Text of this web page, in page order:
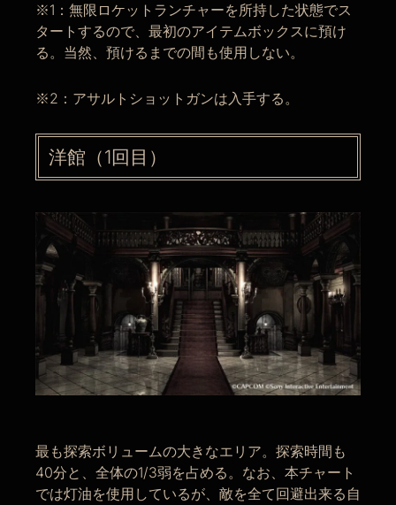
※1：無限ロケットランチャーを所持した状態でス
タートするので、最初のアイテムボックスに預け
る。当然、預けるまでの間も使用しない。
※2：アサルトショットガンは入手する。
洋館（1回目）
最も探索ボリュームの大きなエリア。探索時間も
40分と、全体の1/3弱を占める。なお、本チャート
では灯油を使用しているが、敵を全て回避出来る自